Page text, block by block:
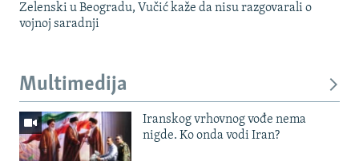
Zelenski u Beogradu, Vučić kaže da nisu razgovarali o
vojnoj saradnji
Multimedija
Iranskog vrhovnog vođe nema
nigde. Ko onda vodi Iran?